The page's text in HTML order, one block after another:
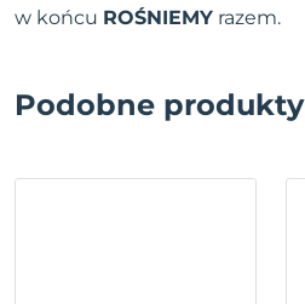
w końcu ROŚNIEMY razem.
Podobne produkty